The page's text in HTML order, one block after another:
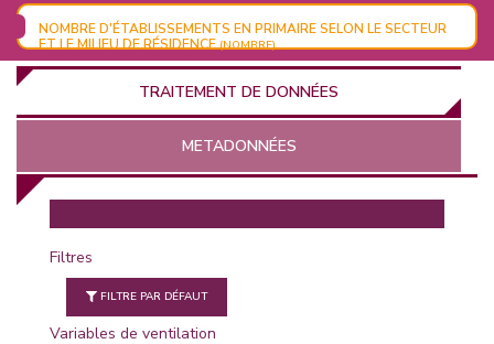
NOMBRE D'ÉTABLISSEMENTS EN PRIMAIRE SELON LE SECTEUR
ET LE MILIEU DE RÉSIDENCE(NOMBRE)
TRAITEMENT DE DONNÉES
METADONNÉES
Filtres
FILTRE PAR DÉFAUT
Variables de ventilation